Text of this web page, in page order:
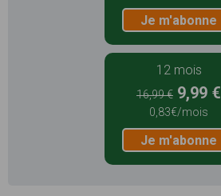
Je m'abonne
12 mois
16,99 € 9,99 €
0,83€/mois
Je m'abonne